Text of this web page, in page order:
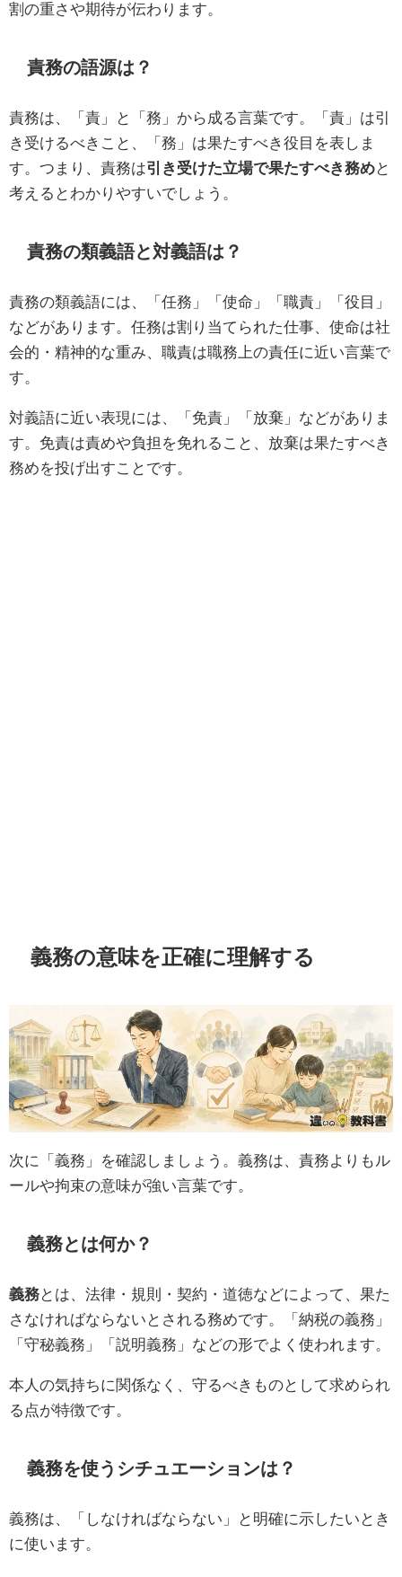
割の重さや期待が伝わります。
責務の語源は？
責務は、「責」と「務」から成る言葉です。「責」は引
き受けるべきこと、「務」は果たすべき役目を表しま
す。つまり、責務は引き受けた立場で果たすべき務めと
考えるとわかりやすいでしょう。
責務の類義語と対義語は？
責務の類義語には、「任務」「使命」「職責」「役目」
などがあります。任務は割り当てられた仕事、使命は社
会的・精神的な重み、職責は職務上の責任に近い言葉で
す。
対義語に近い表現には、「免責」「放棄」などがありま
す。免責は責めや負担を免れること、放棄は果たすべき
務めを投げ出すことです。
義務の意味を正確に理解する
次に「義務」を確認しましょう。義務は、責務よりもル
ールや拘束の意味が強い言葉です。
義務とは何か？
義務とは、法律・規則・契約・道徳などによって、果た
さなければならないとされる務めです。「納税の義務」
「守秘義務」「説明義務」などの形でよく使われます。
本人の気持ちに関係なく、守るべきものとして求められ
る点が特徴です。
義務を使うシチュエーションは？
義務は、「しなければならない」と明確に示したいとき
に使います。